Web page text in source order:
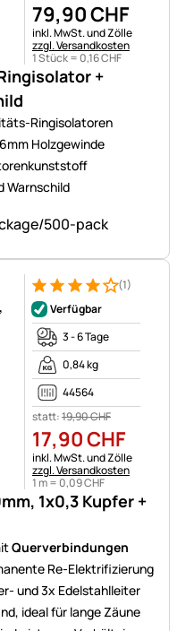
+
Ringisolatoren
Holzgewinde
Warnschild
79,90CHF
Steuerhinweis:
inkl. MwSt. und Zölle
zzgl. Versandkosten
1 Stück = 0,16CHF
1x0,3 Kupfer +
Querverbindungen
Re-Elektrifizierung
und 3x Edelstahlleiter
ideal für lange Zäune
Bewertung: 4 von 5 (1
1 Bewertung
(1)
Verfügbar
3 - 6 Tage
0,84 kg
44564
statt:19,90CHF
17,90CHF
Steuerhinweis:
inkl. MwSt. und Zölle
zzgl. Versandkosten
1 m = 0,09CHF